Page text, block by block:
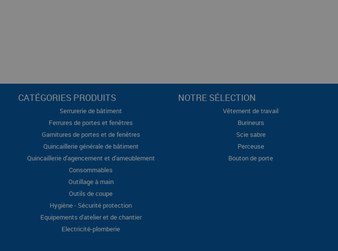
CATÉGORIES PRODUITS
Serrurerie de bâtiment
Ferrures de portes et fenêtres
Garnitures de portes et de fenêtres
Quincaillerie générale de bâtiment
Quincaillerie d'agencement et d'ameublement
Consommables
Outillage à main
Outils de coupe
Hygiène - Sécurité protection
Equipements d'atelier et de chantier
Electricité-plomberie
NOTRE SÉLECTION
Vêtement de travail
Burineurs
Scie sabre
Perceuse
Bouton de porte